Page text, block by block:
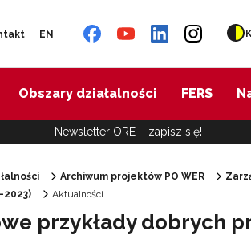
EN
Obszary działalności FERS
Newsletter ORE – zapisz się!
pedagogiczna"
Archiwum projektów PO WER
Aktualności
przykłady dobrych